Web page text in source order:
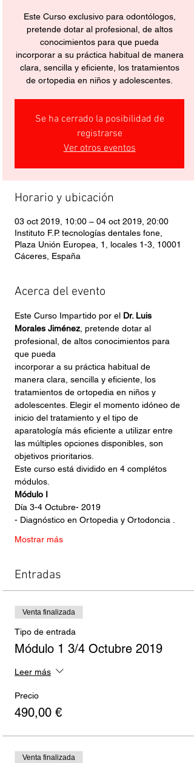
Este Curso exclusivo para odontólogos,
pretende dotar al profesional, de altos
conocimientos para que pueda
incorporar a su práctica habitual de manera
clara, sencilla y eficiente, los tratamientos
de ortopedia en niños y adolescentes.
Se ha cerrado la posibilidad de
registrarse
Ver otros eventos
Horario y ubicación
03 oct 2019, 10:00 – 04 oct 2019, 20:00
Instituto F.P. tecnologías dentales fone,
Plaza Unión Europea, 1, locales 1-3, 10001
Cáceres, España
Acerca del evento
Este Curso Impartido por el Dr. Luis
Morales Jiménez , pretende dotar al
profesional, de altos conocimientos para
que pueda
incorporar a su práctica habitual de
manera clara, sencilla y eficiente, los
tratamientos de ortopedia en niños y
adolescentes. Elegir el momento idóneo de
inicio del tratamiento y el tipo de
aparatología más eficiente a utilizar entre
las múltiples opciones disponibles, son
objetivos prioritarios.
Este curso está dividido en 4 complétos
módulos.
Módulo I
Día 3-4 Octubre- 2019
- Diagnóstico en Ortopedia y Ortodoncia .
Mostrar más
Entradas
Venta finalizada
Tipo de entrada
Módulo 1 3/4 Octubre 2019
Leer más
Precio
490,00 €
Venta finalizada